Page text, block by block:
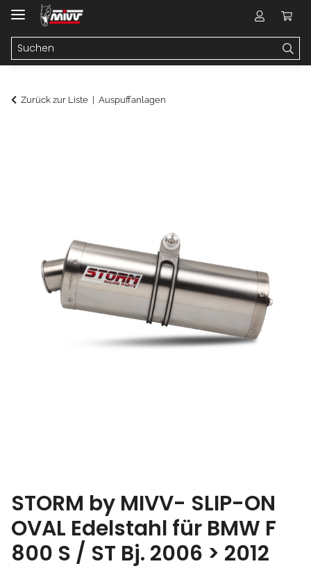
Zurück zur Liste Auspuffanlagen
STORM by MIVV- SLIP-ON
OVAL Edelstahl für BMW F
800 S / ST Bj. 2006 > 2012